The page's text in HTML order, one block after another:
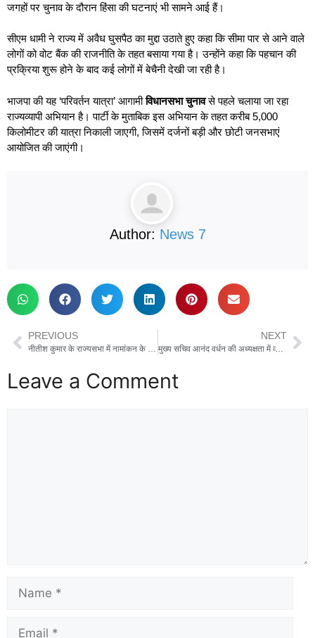
जगहों पर चुनाव के दौरान हिंसा की घटनाएं भी सामने आई हैं।
सीएम धामी ने राज्य में अवैध घुसपैठ का मुद्दा उठाते हुए कहा कि सीमा पार से आने वाले
लोगों को वोट बैंक की राजनीति के तहत बसाया गया है। उन्होंने कहा कि पहचान की
प्रक्रिया शुरू होने के बाद कई लोगों में बेचैनी देखी जा रही है।
भाजपा की यह ‘परिवर्तन यात्रा’ आगामीविधानसभा चुनावसे पहले चलाया जा रहा
राज्यव्यापी अभियान है। पार्टी के मुताबिक इस अभियान के तहत करीब 5,000
किलोमीटर की यात्रा निकाली जाएगी, जिसमें दर्जनों बड़ी और छोटी जनसभाएं
आयोजित की जाएंगी।
Author: News 7
PREVIOUS
नीतीश कुमार के राज्यसभा में नामांकन के बाद तेजस्वी यादव का बड़ा हमला, बोले- ‘बीजेपी ने नीतीश कुमार को हाईजैक कर लिया’ !
NEXT
मुख्य सचिव आनंद वर्धन की अध्यक्षता में व्यय-वित्त समिति की बैठक, कई अहम विकास योजनाओं को मिली मंजूरी
Leave a Comment